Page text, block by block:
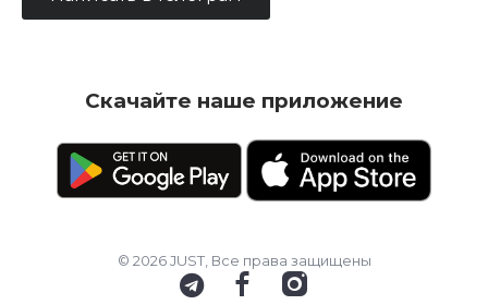
Скачайте наше приложение
© 2026 JUST, Все права защищены